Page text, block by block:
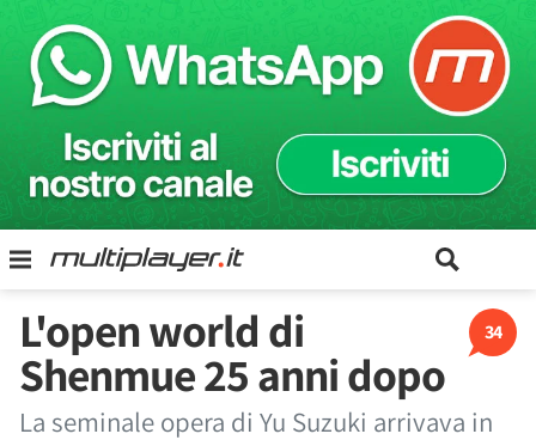
34
L'open world di
Shenmue 25 anni dopo
La seminale opera di Yu Suzuki arrivava in